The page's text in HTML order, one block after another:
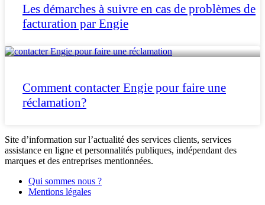
Les démarches à suivre en cas de problèmes de
facturation par Engie
Comment contacter Engie pour faire une
réclamation?
Site d’information sur l’actualité des services clients, services
assistance en ligne et personnalités publiques, indépendant des
marques et des entreprises mentionnées.
Qui sommes nous ?
Mentions légales